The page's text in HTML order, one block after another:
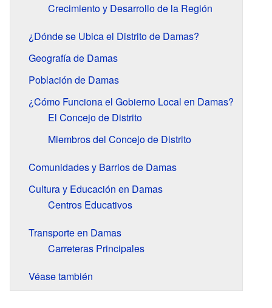
Crecimiento y Desarrollo de la Región
¿Dónde se Ubica el Distrito de Damas?
Geografía de Damas
Población de Damas
¿Cómo Funciona el Gobierno Local en Damas?
El Concejo de Distrito
Miembros del Concejo de Distrito
Comunidades y Barrios de Damas
Cultura y Educación en Damas
Centros Educativos
Transporte en Damas
Carreteras Principales
Véase también